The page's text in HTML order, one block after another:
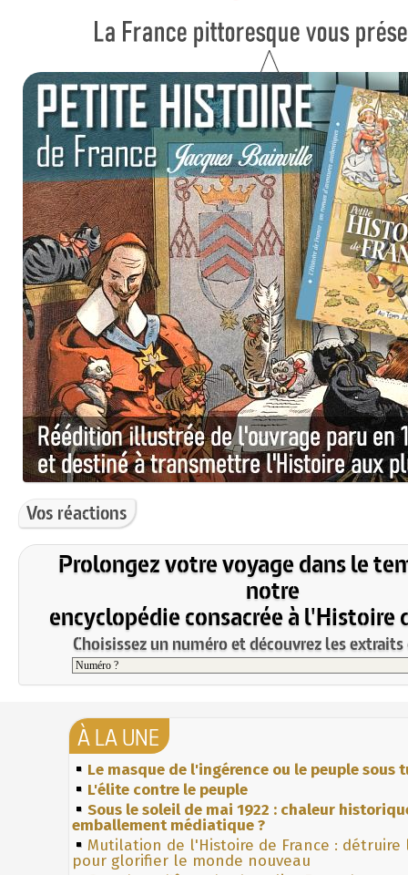
Vos réactions
Prolongez votre voyage dans le
notre
encyclopédie consacrée à l'Histoire
Choisissez un numéro et découvrez les
À LA UNE
Le masque de l'ingérence ou le peuple sous
L'élite contre le peuple
Sous le soleil de mai 1922 : chaleur
emballement médiatique ?
Mutilation de l'Histoire de France : détruire
pour glorifier le monde nouveau